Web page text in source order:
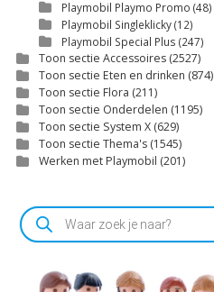
Playmobil Playmo Promo (48)
Playmobil Singleklicky(12)
Playmobil Special Plus (247)
Toon sectie Accessoires (2527)
Toon sectie Eten en drinken (874)
Toon sectie Flora (211)
Toon sectie Onderdelen (1195)
Toon sectie System X (629)
Toon sectie Thema's (1545)
Werken met Playmobil (201)
Producten
zoeken